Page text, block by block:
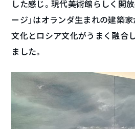
した感じ。現代美術館らしく開
ージ」はオランダ生まれの建築
文化とロシア文化がうまく融合
ました。